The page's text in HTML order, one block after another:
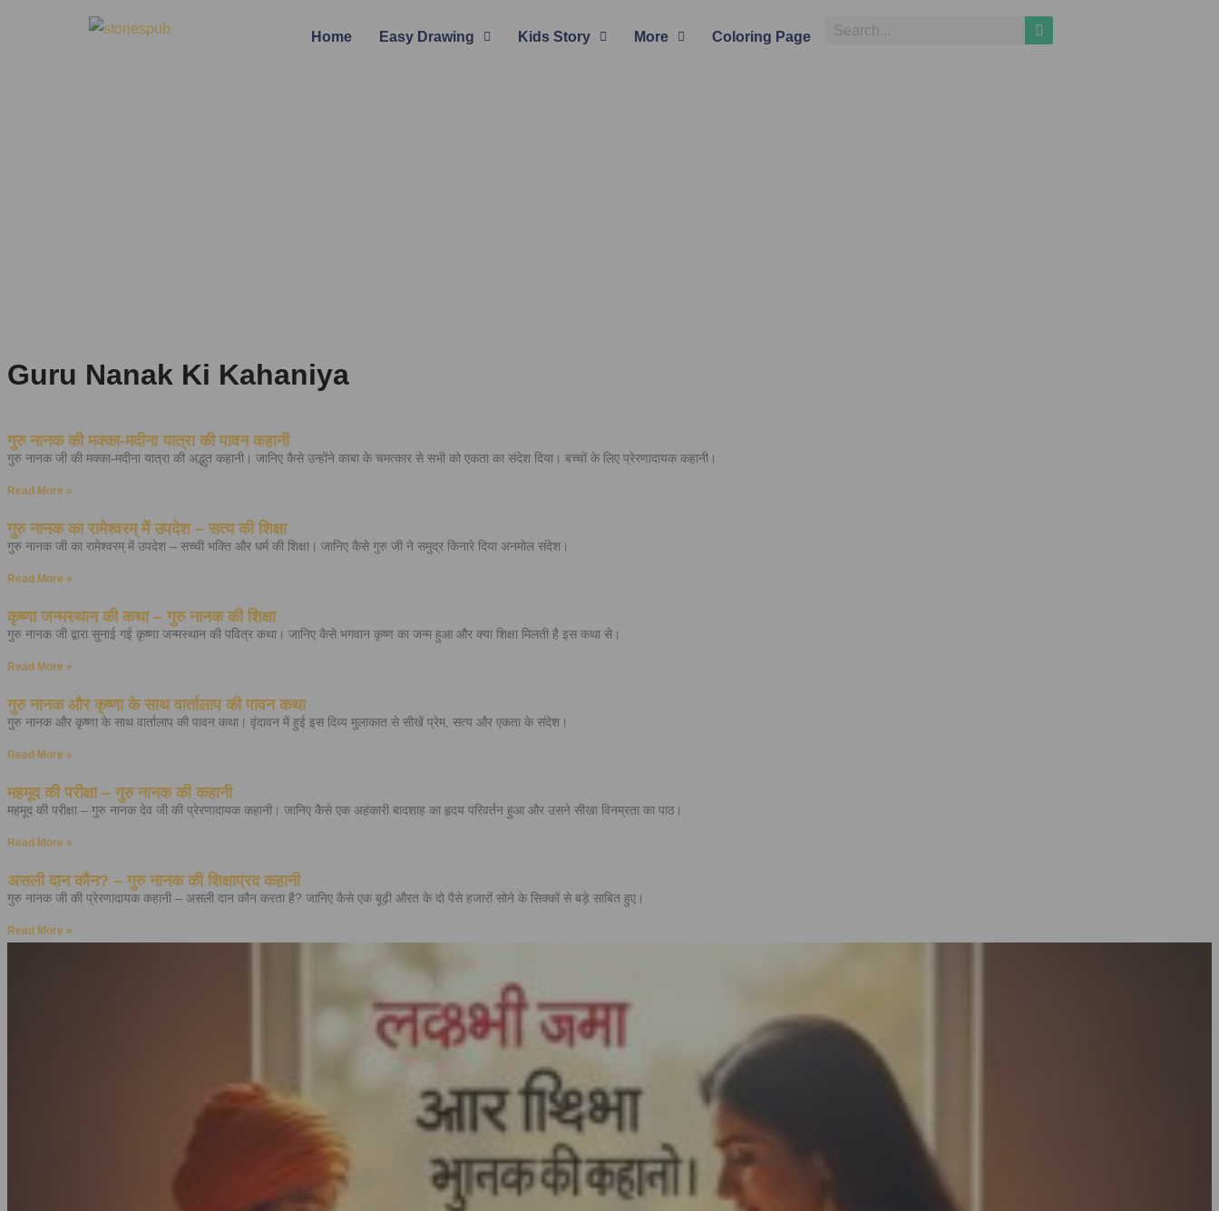
Home Easy Drawing Kids Story More Coloring Page
Guru Nanak Ki Kahaniya
गुरु नानक की मक्का-मदीना यात्रा की पावन कहानी
गुरु नानक जी की मक्का-मदीना यात्रा की अद्भुत कहानी। जानिए कैसे उन्होंने काबा के चमत्कार से सभी को एकता का संदेश दिया। बच्चों के लिए प्रेरणादायक कहानी।
Read More »
गुरु नानक का रामेश्वरम् में उपदेश – सत्य की शिक्षा
गुरु नानक जी का रामेश्वरम् में उपदेश – सच्ची भक्ति और धर्म की शिक्षा। जानिए कैसे गुरु जी ने समुद्र किनारे दिया अनमोल संदेश।
Read More »
कृष्णा जन्मस्थान की कथा – गुरु नानक की शिक्षा
गुरु नानक जी द्वारा सुनाई गई कृष्णा जन्मस्थान की पवित्र कथा। जानिए कैसे भगवान कृष्ण का जन्म हुआ और क्या शिक्षा मिलती है इस कथा से।
Read More »
गुरु नानक और कृष्णा के साथ वार्तालाप की पावन कथा
गुरु नानक और कृष्णा के साथ वार्तालाप की पावन कथा। वृंदावन में हुई इस दिव्य मुलाकात से सीखें प्रेम, सत्य और एकता के संदेश।
Read More »
महमूद की परीक्षा – गुरु नानक की कहानी
महमूद की परीक्षा – गुरु नानक देव जी की प्रेरणादायक कहानी। जानिए कैसे एक अहंकारी बादशाह का हृदय परिवर्तन हुआ और उसने सीखा विनम्रता का पाठ।
Read More »
असली दान कौन? – गुरु नानक की शिक्षाप्रद कहानी
गुरु नानक जी की प्रेरणादायक कहानी – असली दान कौन करता है? जानिए कैसे एक बूढ़ी औरत के दो पैसे हजारों सोने के सिक्कों से बड़े साबित हुए।
Read More »